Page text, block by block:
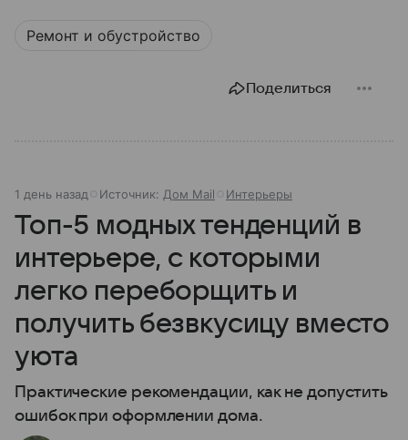
Ремонт и обустройство
Поделиться
1 день назад Источник: Дом Mail Интерьеры
Топ-5 модных тенденций в
интерьере, с которыми
легко переборщить и
получить безвкусицу вместо
уюта
Практические рекомендации, как не допустить
ошибок при оформлении дома.